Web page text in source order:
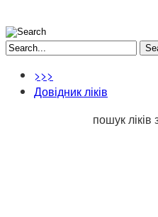
>>>
Довідник ліків
пошук